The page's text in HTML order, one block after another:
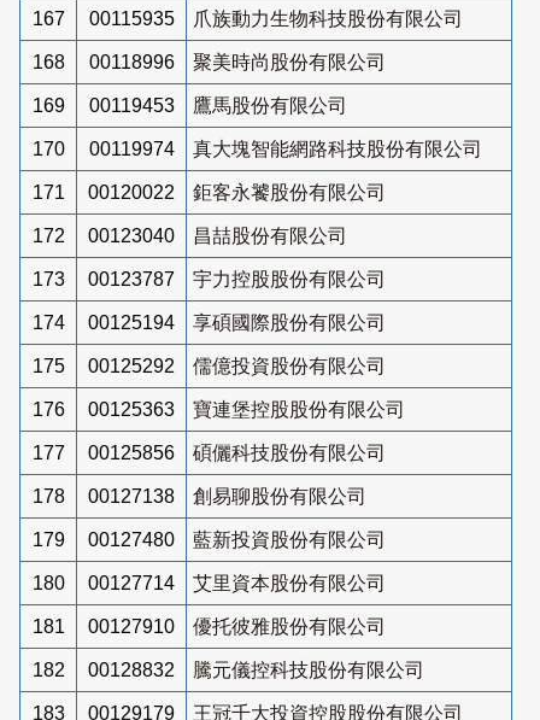
167 00115935 爪族動力生物科技股份有限公司
168 00118996 聚美時尚股份有限公司
169 00119453 鷹馬股份有限公司
170 00119974 真大塊智能網路科技股份有限公司
171 00120022 鉅客永饕股份有限公司
172 00123040 昌喆股份有限公司
173 00123787 宇力控股股份有限公司
174 00125194 享碩國際股份有限公司
175 00125292 儒億投資股份有限公司
176 00125363 寶連堡控股股份有限公司
177 00125856 碩儷科技股份有限公司
178 00127138 創易聊股份有限公司
179 00127480 藍新投資股份有限公司
180 00127714 艾里資本股份有限公司
181 00127910 優托彼雅股份有限公司
182 00128832 騰元儀控科技股份有限公司
183 00129179 王冠千大投資控股股份有限公司